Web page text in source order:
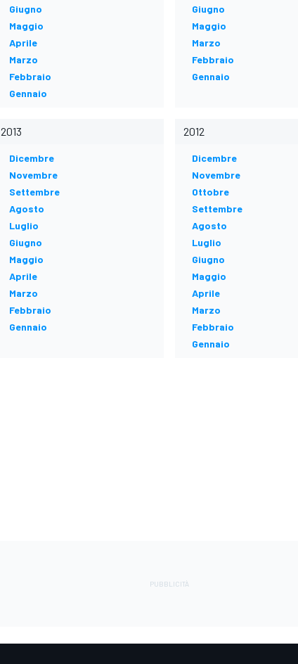
Giugno
Maggio
Aprile
Marzo
Febbraio
Gennaio
Giugno
Maggio
Marzo
Febbraio
Gennaio
2013
Dicembre
Novembre
Settembre
Agosto
Luglio
Giugno
Maggio
Aprile
Marzo
Febbraio
Gennaio
2012
Dicembre
Novembre
Ottobre
Settembre
Agosto
Luglio
Giugno
Maggio
Aprile
Marzo
Febbraio
Gennaio